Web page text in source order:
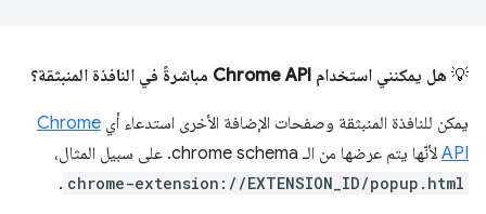
💡 هل يمكنني استخدام Chrome API مباشرةً في النافذة المنبثقة؟
يمكن للنافذة المنبثقة وصفحات الإضافة الأخرى استدعاء أي Chrome
API لأنّها يتم عرضها من الـ chrome schema. على سبيل المثال،
chrome-extension://EXTENSION_ID/popup.html
.